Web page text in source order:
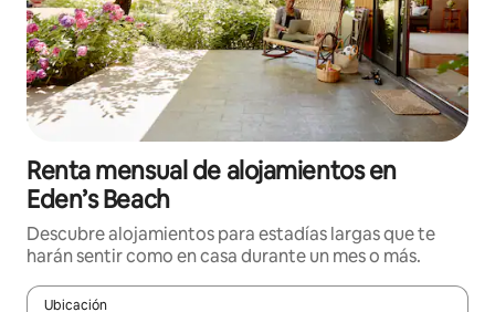
Renta mensual de alojamientos en
Eden’s Beach
Descubre alojamientos para estadías largas que te
harán sentir como en casa durante un mes o más.
Ubicación